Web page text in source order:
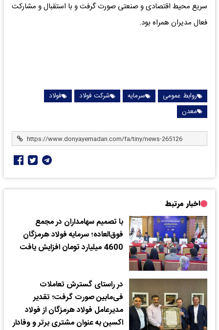
سریع محیط اقتصادی و صنعتی صورت گرفت و با استقبال و مشارکت
فعال مدیران همراه بود.
روابط عمومی سرمایه شرکت فولاد
فولاد
معدن
اخبار مرتبط
با تصمیم سهامداران در مجمع
فوق‌العاده؛ سرمایه فولاد هرمزگان
4600 میلیارد تومان افزایش یافت
در راستای گسترش تعاملات
فی‌مابین صورت گرفت؛ تقدیر
مدیرعامل فولاد هرمزگان از فولاد
اکسین به عنوان مشتری برتر و وفادار